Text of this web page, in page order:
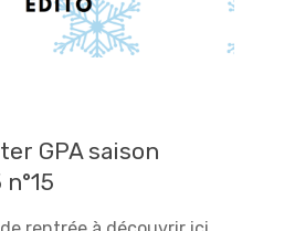
GPA saison